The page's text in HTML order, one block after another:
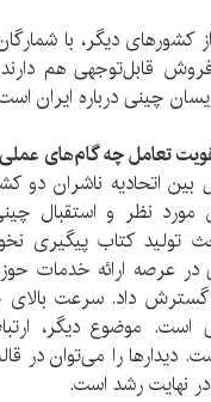
قابل‌توجهی هم
چینی درباره ایران
تعامل چه گام‌های
بین اتحادیه ناشران دو
نظر و استقبال
تولید کتاب پیگیری
عرصه ارائه خدمات
داد. سرعت بالای
موضوع دیگر،
را می‌توان در
در نهایت رشد است.